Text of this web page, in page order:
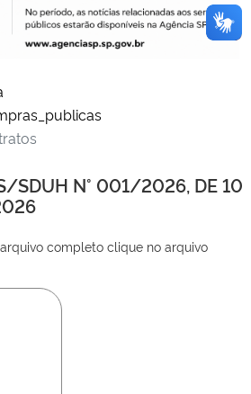
SDUH N° 001/2026, DE 10
completo clique no arquivo